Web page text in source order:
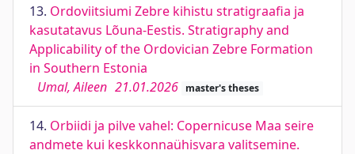
13. Ordoviitsiumi Zebre kihistu stratigraafia ja
kasutatavus Lõuna-Eestis. Stratigraphy and
Applicability of the Ordovician Zebre Formation
in Southern Estonia
Umal, Aileen 21.01.2026 master's theses
14. Orbiidi ja pilve vahel: Copernicuse Maa seire
andmete kui keskkonnaühisvara valitsemine.